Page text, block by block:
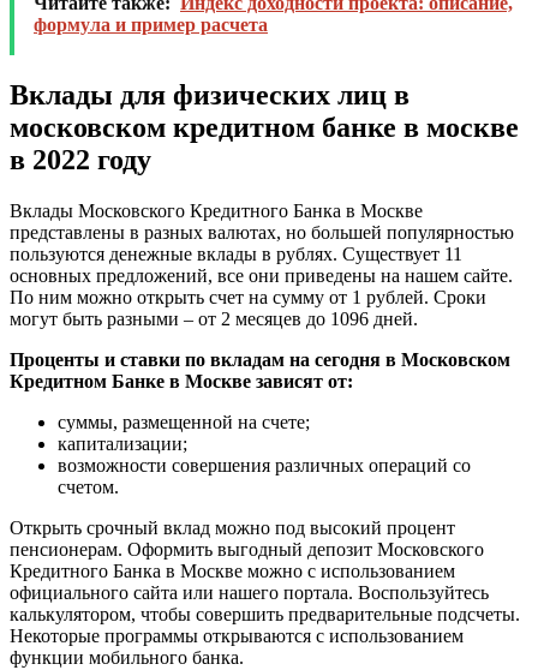
формула и пример расчета
Вклады для физических лиц в
московском кредитном банке в москве
в 2022 году
Вклады Московского Кредитного Банка в Москве
представлены в разных валютах, но большей популярностью
пользуются денежные вклады в рублях. Существует 11
основных предложений, все они приведены на нашем сайте.
По ним можно открыть счет на сумму от 1 рублей. Сроки
могут быть разными – от 2 месяцев до 1096 дней.
Проценты и ставки по вкладам на сегодня в Московском
Кредитном Банке в Москве зависят от:
суммы, размещенной на счете;
капитализации;
возможности совершения различных операций со
счетом.
Открыть срочный вклад можно под высокий процент
пенсионерам. Оформить выгодный депозит Московского
Кредитного Банка в Москве можно с использованием
официального сайта или нашего портала. Воспользуйтесь
калькулятором, чтобы совершить предварительные подсчеты.
Некоторые программы открываются с использованием
функции мобильного банка.